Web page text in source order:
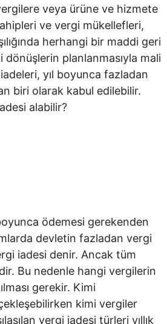
veya ürüne ve hizmete
ve vergi mükellefleri,
herhangi bir maddi geri
dönüşlerin planlanmasıyla mali
yıl boyunca fazladan
biri olarak kabul edilebilir.
alabilir?
ödemesi gerekenden
devletin fazladan vergi
iadesi denir. Ancak tüm
Bu nedenle hangi vergilerin
gerekir. Kimi
kimi vergiler
vergi iadesi türleri yıllık